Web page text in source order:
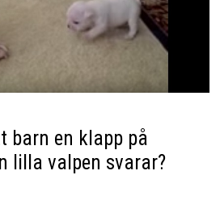
barn en klapp på
lilla valpen svarar?